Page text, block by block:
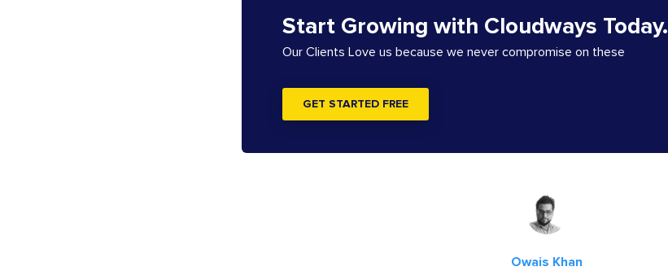
Start Growing with Cloudways Today.
Our Clients Love us because we never compromise on these
GET STARTED FREE
Owais Khan